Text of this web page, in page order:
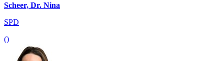
Scheer, Dr. Nina
SPD
()